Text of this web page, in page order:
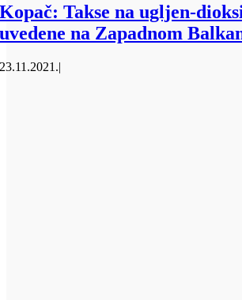
Kopač: Takse na ugljen-
uvedene na Zapadnom
23.11.2021.|